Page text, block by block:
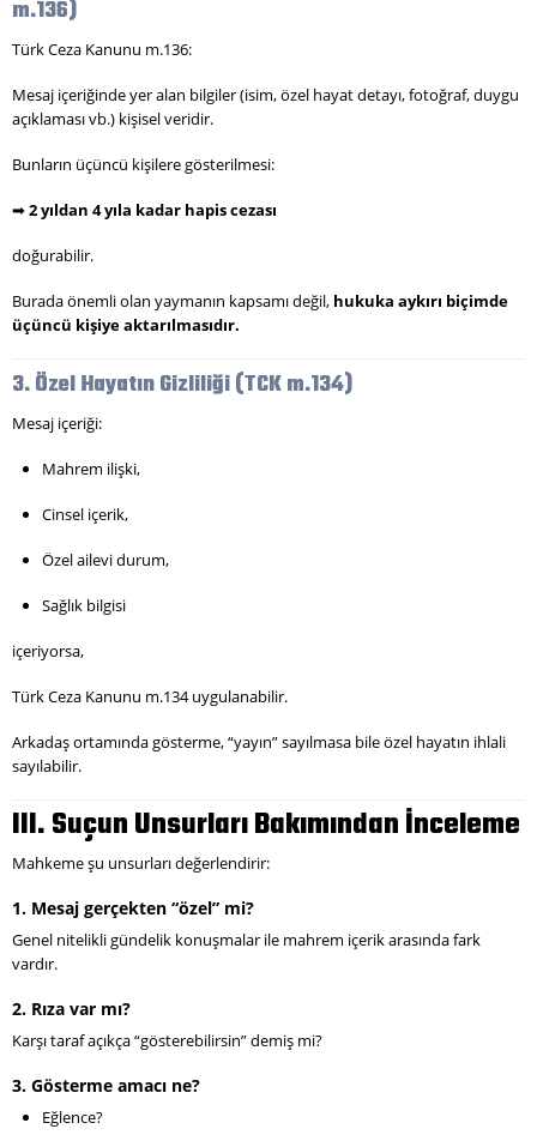
m.136)
Türk Ceza Kanunu m.136:
Mesaj içeriğinde yer alan bilgiler (isim, özel hayat detayı, fotoğraf, duygu
açıklaması vb.) kişisel veridir.
Bunların üçüncü kişilere gösterilmesi:
➡2 yıldan 4 yıla kadar hapis cezası
doğurabilir.
Burada önemli olan yaymanın kapsamı değil, hukuka aykırı biçimde
üçüncü kişiye aktarılmasıdır.
3. Özel Hayatın Gizliliği (TCK m.134)
Mesaj içeriği:
Mahrem ilişki,
Cinsel içerik,
Özel ailevi durum,
Sağlık bilgisi
içeriyorsa,
Türk Ceza Kanunu m.134 uygulanabilir.
Arkadaş ortamında gösterme, “yayın” sayılmasa bile özel hayatın ihlali
sayılabilir.
III. Suçun Unsurları Bakımından İnceleme
Mahkeme şu unsurları değerlendirir:
1. Mesaj gerçekten “özel” mi?
Genel nitelikli gündelik konuşmalar ile mahrem içerik arasında fark
vardır.
2. Rıza var mı?
Karşı taraf açıkça “gösterebilirsin” demiş mi?
3. Gösterme amacı ne?
Eğlence?